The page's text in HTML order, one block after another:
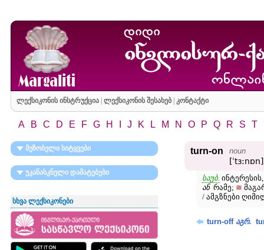
ლექსიკონის ინსტრუქცია| ლექსიკონის შესახებ| კონტაქტი
A B C D E F G H J K L M N O P Q R S T
მეზობელი სიტყვები
უკანასკნელი დამატებები
სხვა ლექსიკონები
turn-on noun
[ˈtɜ:nɒn]
საუბ.
ან რამე; ≅
/ ამგზნები
turn-off აგრ.